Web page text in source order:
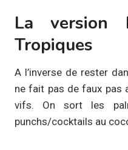
La version
Tropiques
A l’inverse de rester
ne fait pas de faux pas
vifs. On sort les
punchs/cocktails au